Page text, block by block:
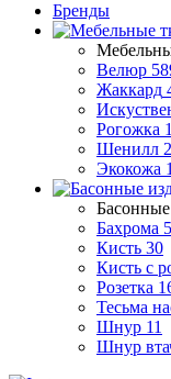
Бренды
Велюр
Жаккард
Рогожка
Шенилл
Экокожа 1
Бахрома
Кисть 30
Кисть с
Розетка
Тесьма
Шнур 11
Шнур